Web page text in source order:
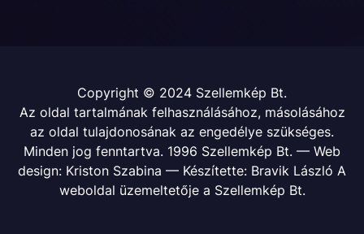
Copyright © 2024 Szellemkép Bt.
Az oldal tartalmának felhasználásához, másolásához
az oldal tulajdonosának az engedélye szükséges.
Minden jog fenntartva. 1996 Szellemkép Bt. — Web
design: Kriston Szabina — Készítette: Bravik László A
weboldal üzemeltetője a Szellemkép Bt.